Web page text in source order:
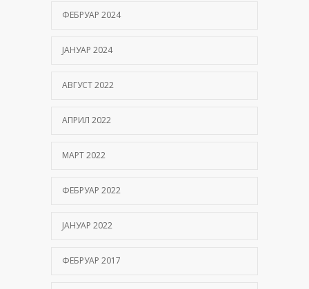
ФЕБРУАР 2024
ЈАНУАР 2024
АВГУСТ 2022
АПРИЛ 2022
МАРТ 2022
ФЕБРУАР 2022
ЈАНУАР 2022
ФЕБРУАР 2017